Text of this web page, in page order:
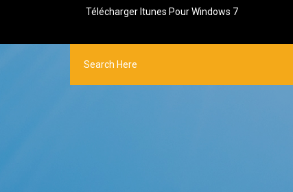
Télécharger Itunes Pour Windows 7